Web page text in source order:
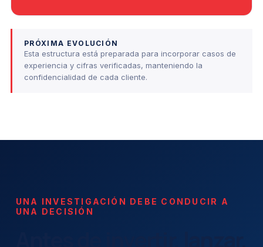
PRÓXIMA EVOLUCIÓN
Esta estructura está preparada para incorporar casos de
experiencia y cifras verificadas, manteniendo la
confidencialidad de cada cliente.
UNA INVESTIGACIÓN DEBE CONDUCIR A
UNA DECISIÓN